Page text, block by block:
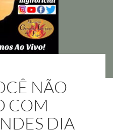
NÃO
COM
DIA